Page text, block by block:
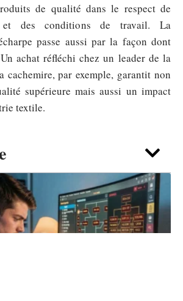
de qualité dans le respect de
et des conditions de travail. La
passe aussi par la façon dont
achat réfléchi chez un leader de la
cachemire, par exemple, garantit non
supérieure mais aussi un impact
textile.